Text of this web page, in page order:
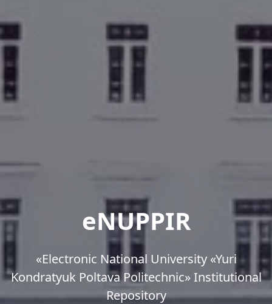
eNUPPIR
«Еlectronic National University «Yuri
Kondratyuk Poltava Politechnic» Institutional
Repository